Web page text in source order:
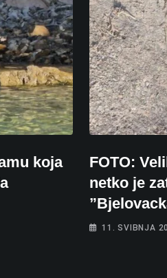
koja
FOTO:
netko je
11. SVIBNJA